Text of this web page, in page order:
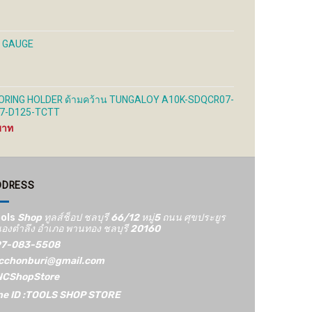
HOLDER ด้ามคว้าน TUNGALOY A10K-SDQCR07-
D125-TCTT
2,000 ฿
2,500 ฿
Shop ทูลส์ช็อป ชลบุรี 66/12​ หมู่5​ ถนน ศุขประยูร
งตำลึง อำเภอ พานทอง ชลบุรี 20160
083-5508
ID :TOOLS SHOP STORE